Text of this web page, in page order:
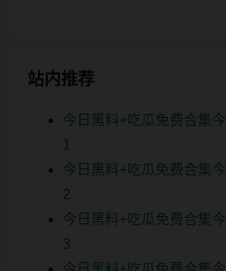
站内推荐
今日黑料+吃瓜免费合集
1
今日黑料+吃瓜免费合集
2
今日黑料+吃瓜免费合集
3